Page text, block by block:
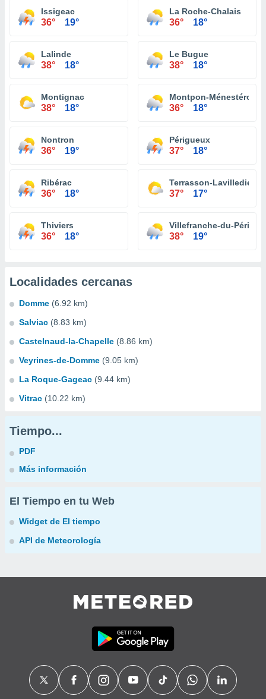
Issigeac
36° 19°
La Roche-Chalais
36° 18°
Lalinde
38° 18°
Le Bugue
38° 18°
Montignac
38° 18°
Montpon-Ménestérol
36° 18°
Nontron
36° 19°
Périgueux
37° 18°
Ribérac
36° 18°
Terrasson-Lavilledieu
37° 17°
Thiviers
36° 18°
Villefranche-du-
38° 19°
Localidades cercanas
Domme (6.92 km)
Salviac (8.83 km)
Castelnaud-la-Chapelle (8.86 km)
Veyrines-de-Domme (9.05 km)
La Roque-Gageac (9.44 km)
Vitrac (10.22 km)
Tiempo...
PDF
Más información
El Tiempo en tu Web
Widget de El tiempo
API de Meteorología